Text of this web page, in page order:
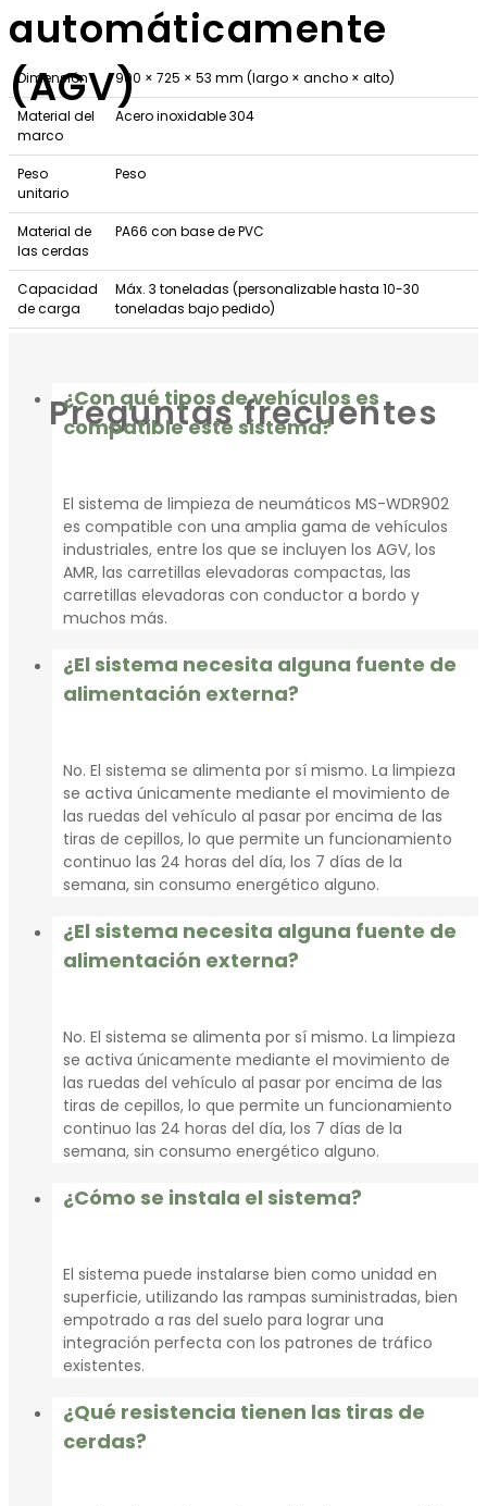
automáticamente
(AGV)
Dimensión 900 × 725 × 53 mm (largo × ancho × alto)
Material del
marco
Acero inoxidable 304
Peso
unitario
Peso
Material de
las cerdas
PA66 con base de PVC
Capacidad
de carga
Máx. 3 toneladas (personalizable hasta 10-30
toneladas bajo pedido)
Preguntas frecuentes
¿Con qué tipos de vehículos es
compatible este sistema?
El sistema de limpieza de neumáticos MS-WDR902
es compatible con una amplia gama de vehículos
industriales, entre los que se incluyen los AGV, los
AMR, las carretillas elevadoras compactas, las
carretillas elevadoras con conductor a bordo y
muchos más.
¿El sistema necesita alguna fuente de
alimentación externa?
No. El sistema se alimenta por sí mismo. La limpieza
se activa únicamente mediante el movimiento de
las ruedas del vehículo al pasar por encima de las
tiras de cepillos, lo que permite un funcionamiento
continuo las 24 horas del día, los 7 días de la
semana, sin consumo energético alguno.
¿El sistema necesita alguna fuente de
alimentación externa?
No. El sistema se alimenta por sí mismo. La limpieza
se activa únicamente mediante el movimiento de
las ruedas del vehículo al pasar por encima de las
tiras de cepillos, lo que permite un funcionamiento
continuo las 24 horas del día, los 7 días de la
semana, sin consumo energético alguno.
¿Cómo se instala el sistema?
El sistema puede instalarse bien como unidad en
superficie, utilizando las rampas suministradas, bien
empotrado a ras del suelo para lograr una
integración perfecta con los patrones de tráfico
existentes.
¿Qué resistencia tienen las tiras de
cerdas?